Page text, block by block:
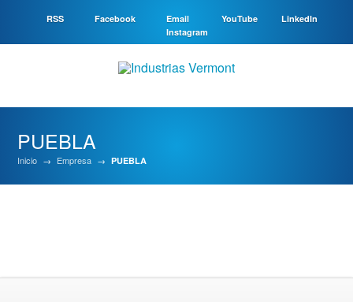
RSS Facebook Email YouTube
LinkedIn
Instagram
PUEBLA
Inicio → Empresa → PUEBLA